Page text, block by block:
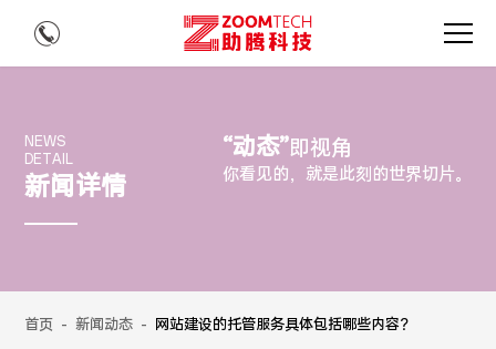
NEWS
DETAIL
新闻详情
“动态”即视角
你看见的，就是此刻的世界切片。
首页 - 新闻动态 - 网站建设的托管服务具体包括哪些内容？